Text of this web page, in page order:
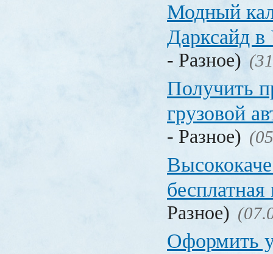
Модный
Дарксайд в
- Разное)
Получить
грузовой
- Разное)
Разное)
Оформить